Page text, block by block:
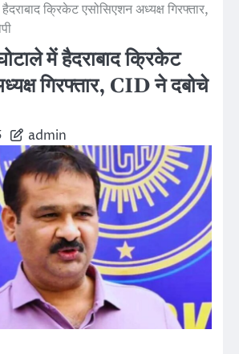
क्रिकेट एसोसिएशन अध्यक्ष गिरफ्तार,
में हैदराबाद क्रिकेट
गिरफ्तार, CID ने दबोचे
admin